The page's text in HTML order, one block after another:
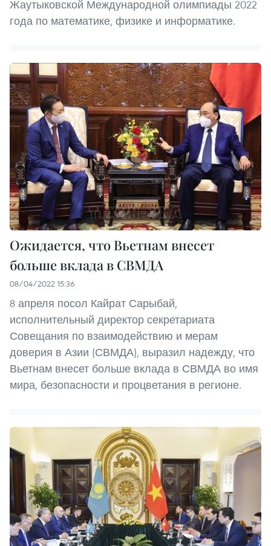
Жаутыковской Международной олимпиады 2022
года по математике, физике и информатике.
Ожидается, что Вьетнам внесет
больше вклада в СВМДА
08/04/2022 15:36
8 апреля посол Кайрат Сарыбай,
исполнительный директор секретариата
Совещания по взаимодействию и мерам
доверия в Азии (СВМДА), выразил надежду, что
Вьетнам внесет больше вклада в СВМДА во имя
мира, безопасности и процветания в регионе.